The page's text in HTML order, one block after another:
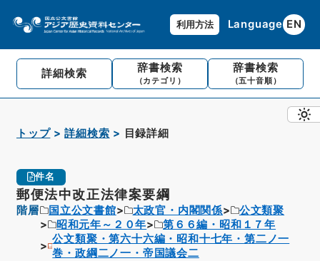
利用方法 Language EN
詳細検索 辞書検索
（カテゴリ）
辞書検索
（五十音順）
トップ 詳細検索 目録詳細
件名
郵便法中改正法律案要綱
階層 国立公文書館 太政官・内閣関係
公文類聚
昭和元年～２０年
第６６編・昭和１７年
公文類聚・第六十六編・昭和十七年・第二ノ一
巻・政綱二ノ一・帝国議会二